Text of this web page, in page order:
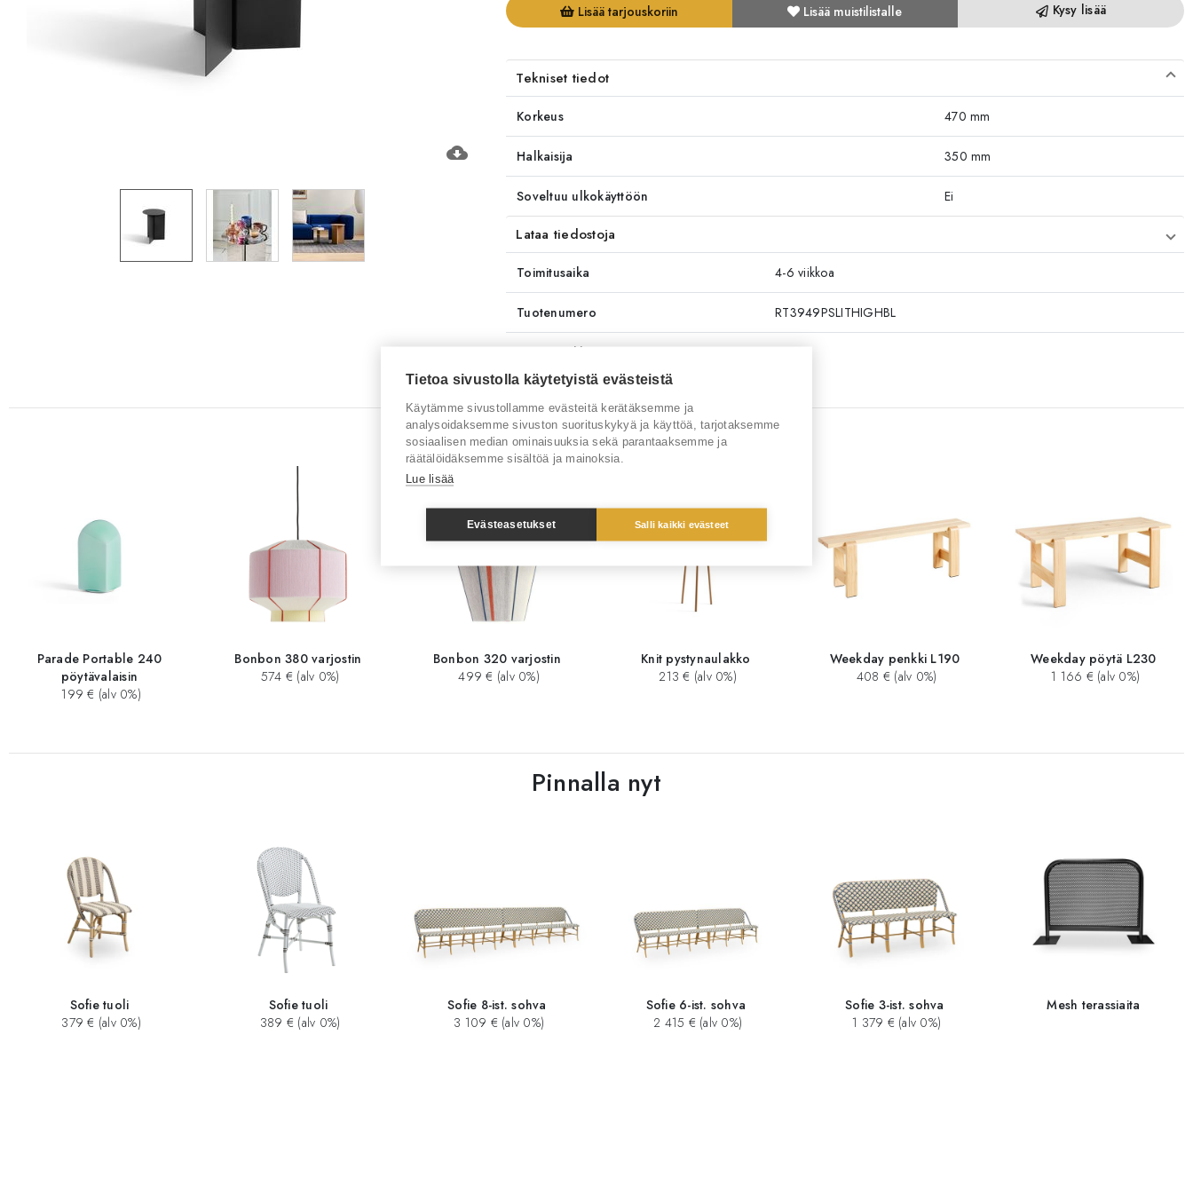
cloud_download
Lisää tarjouskoriin Lisää muistilistalle Kysy lisää
Tekniset tiedot
Korkeus 470 mm
Halkaisija 350 mm
Soveltuu ulkokäyttöön Ei
Lataa tiedostoja
Toimitusaika 4-6 viikkoa
Tuotenumero RT3949PSLITHIGHBL
Tuotemerkki
Sinua saattaisi kiinnostaa myös
Parade Portable 240
pöytävalaisin
199 € (alv 0%)
Bonbon 380 varjostin
574 € (alv 0%)
Bonbon 320 varjostin
499 € (alv 0%)
Knit pystynaulakko
213 € (alv 0%)
Weekday penkki L190
408 € (alv 0%)
Weekday pöytä L230
1 166 € (alv 0%)
Pinnalla nyt
Sofie tuoli
379 € (alv 0%)
Sofie tuoli
389 € (alv 0%)
Sofie 8-ist. sohva
3 109 € (alv 0%)
Sofie 6-ist. sohva
2 415 € (alv 0%)
Sofie 3-ist. sohva
1 379 € (alv 0%)
Mesh terassiaita
Tietoa sivustolla käytetyistä evästeistä
Käytämme sivustollamme evästeitä kerätäksemme ja
analysoidaksemme sivuston suorituskykyä ja käyttöä, tarjotaksemme
sosiaalisen median ominaisuuksia sekä parantaaksemme ja
räätälöidäksemme sisältöä ja mainoksia.
Lue lisää
Evästeasetukset Salli kaikki evästeet